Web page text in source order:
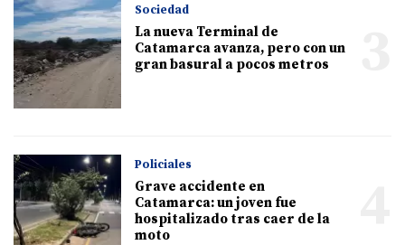
Sociedad
La nueva Terminal de
Catamarca avanza, pero con un
gran basural a pocos metros
Policiales
Grave accidente en
Catamarca: un joven fue
hospitalizado tras caer de la
moto